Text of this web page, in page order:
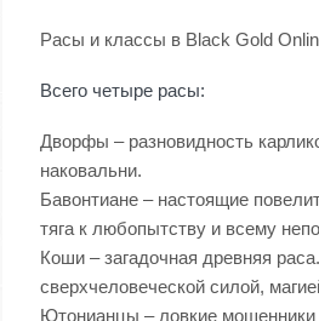
Расы и классы в Black Gold
Всего четыре расы:
Дворфы – разновидность
наковальни.
Бавонтиане – настоящие
тяга к любопытству и всему
Коши – загадочная древняя
сверхчеловеческой силой,
Ютонианцы – ловкие